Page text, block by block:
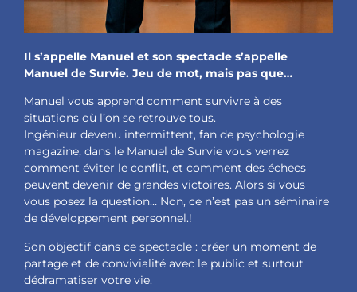
Il s’appelle Manuel et son spectacle s’appelle
Manuel de Survie. Jeu de mot, mais pas que…
Manuel vous apprend comment survivre à des
situations où l’on se retrouve tous.
Ingénieur devenu intermittent, fan de psychologie
magazine, dans le Manuel de Survie vous verrez
comment éviter le conflit, et comment des échecs
peuvent devenir de grandes victoires. Alors si vous
vous posez la question… Non, ce n’est pas un séminaire
de développement personnel.!
Son objectif dans ce spectacle : créer un moment de
partage et de convivialité avec le public et surtout
dédramatiser votre vie.